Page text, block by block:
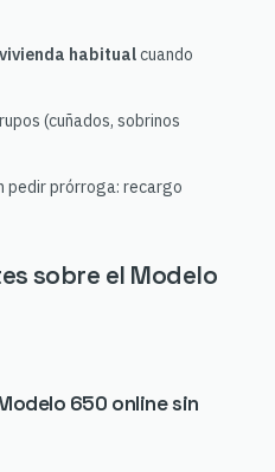
habitualcuando
(cuñados, sobrinos
pedir prórroga: recargo
sobre el Modelo
650 online sin